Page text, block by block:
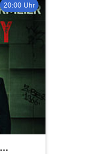
20:00 Uhr